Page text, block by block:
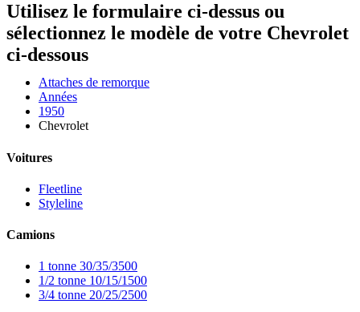
Utilisez le formulaire ci-dessus ou
sélectionnez le modèle de votre Chevrolet
ci-dessous
Attaches de remorque
Années
1950
Chevrolet
Voitures
Fleetline
Styleline
Camions
1 tonne 30/35/3500
1/2 tonne 10/15/1500
3/4 tonne 20/25/2500